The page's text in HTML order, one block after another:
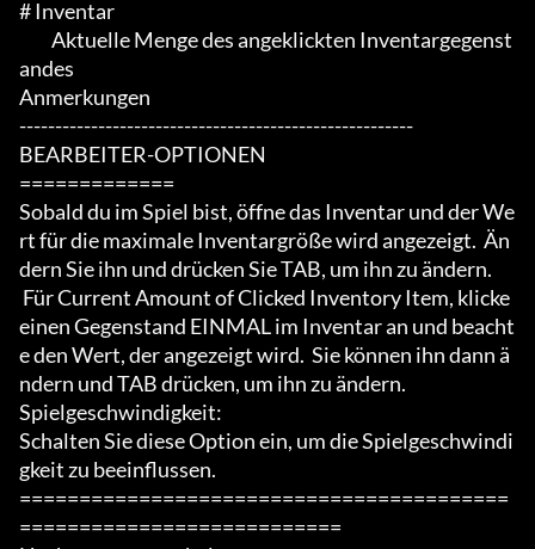
# Inventar
andes
Anmerkungen
-------------------------------------------------------
BEARBEITER-OPTIONEN
=============
Sobald du im Spiel bist, öffne das Inventar und der We
rt für die maximale Inventargröße wird angezeigt.  Än
dern Sie ihn und drücken Sie TAB, um ihn zu ändern.
einen Gegenstand EINMAL im Inventar an und beacht
e den Wert, der angezeigt wird.  Sie können ihn dann ä
ndern und TAB drücken, um ihn zu ändern.
Spielgeschwindigkeit:
Schalten Sie diese Option ein, um die Spielgeschwindi
gkeit zu beeinflussen.
=========================================
===========================